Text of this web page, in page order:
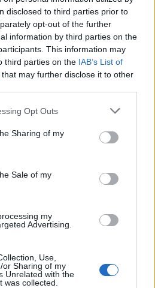
disclosed to third parties prior to
opt-out of the further
information by third parties on the
This information may
third parties on the IAB’s List of
that may further disclose it to other
app uses one or more Google
behaviour. You may click to
and its third-party tags to
purposes in below Google
Opt Outs
Sharing of my
Sale of my
my
Advertising.
Use,
or Sharing of my
Unrelated with the
was collected.
ha seguito il lancio di una
in un incontro al Centro
nel settore fintech. Analista
dettaglio biografico:
delle prime pitch a cui ha